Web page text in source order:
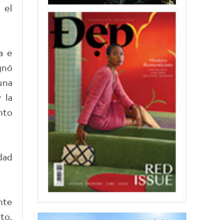
el
e
la